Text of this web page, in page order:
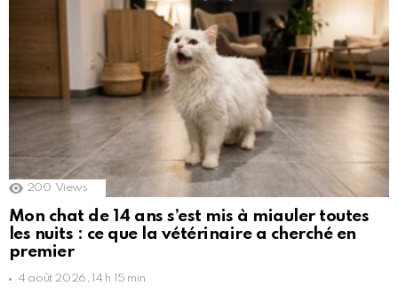
200 Views
Mon chat de 14 ans s’est mis à miauler toutes
les nuits : ce que la vétérinaire a cherché en
premier
4 août 2026, 14 h 15 min